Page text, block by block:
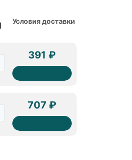
Условия доставки
391 ₽
707 ₽